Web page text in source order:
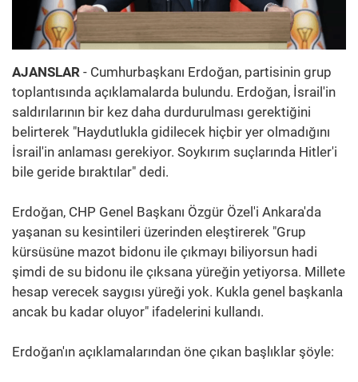
AJANSLAR - Cumhurbaşkanı Erdoğan, partisinin grup
toplantısında açıklamalarda bulundu. Erdoğan, İsrail'in
saldırılarının bir kez daha durdurulması gerektiğini
belirterek "Haydutlukla gidilecek hiçbir yer olmadığını
İsrail'in anlaması gerekiyor. Soykırım suçlarında Hitler'i
bile geride bıraktılar" dedi.
Erdoğan, CHP Genel Başkanı Özgür Özel'i Ankara'da
yaşanan su kesintileri üzerinden eleştirerek "Grup
kürsüsüne mazot bidonu ile çıkmayı biliyorsun hadi
şimdi de su bidonu ile çıksana yüreğin yetiyorsa. Millete
hesap verecek saygısı yüreği yok. Kukla genel başkanla
ancak bu kadar oluyor" ifadelerini kullandı.
Erdoğan'ın açıklamalarından öne çıkan başlıklar şöyle: